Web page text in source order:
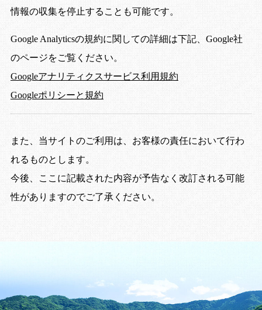
情報の収集を停止することも可能です。
Google Analyticsの規約に関しての詳細は下記、Google社
のページをご覧ください。
Googleアナリティクスサービス利用規約
Googleポリシーと規約
また、当サイトのご利用は、お客様の責任において行わ
れるものとします。
今後、ここに記載された内容が予告なく改訂される可能
性がありますのでご了承ください。